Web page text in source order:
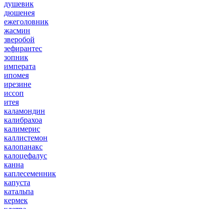
душевик
дюшенея
ежеголовник
жасмин
зверобой
зефирантес
зопник
императа
ипомея
ирезине
иссоп
итея
каламондин
калибрахоа
калимерис
каллистемон
калопанакс
калоцефалус
канна
каплесеменник
капуста
катальпа
кермек